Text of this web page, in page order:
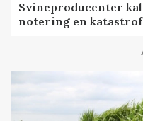
Svineproducenter
notering en